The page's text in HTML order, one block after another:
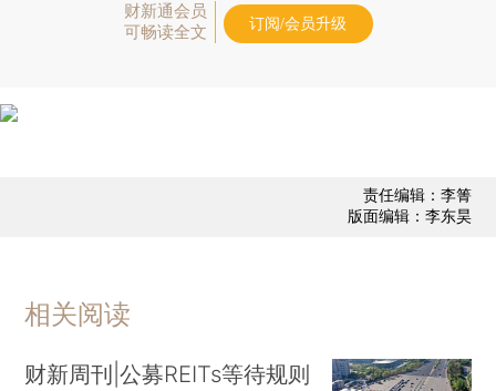
财新通会员
可畅读全文
订阅/会员升级
责任编辑：李箐
版面编辑：李东昊
相关阅读
财新周刊|公募REITs等待规则